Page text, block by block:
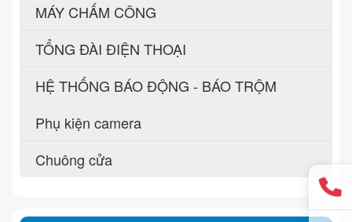
MÁY CHẤM CÔNG
TỔNG ĐÀI ĐIỆN THOẠI
HỆ THỐNG BÁO ĐỘNG - BÁO TRỘM
Phụ kiện camera
Chuông cửa